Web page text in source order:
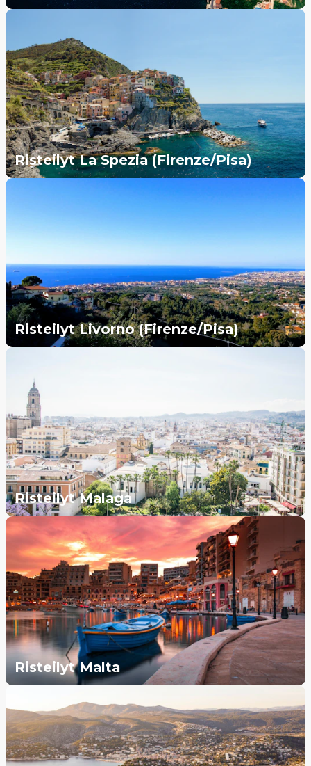
Risteilyt La Spezia (Firenze/Pisa)
Risteilyt Livorno (Firenze/Pisa)
Risteilyt Malaga
Risteilyt Malta